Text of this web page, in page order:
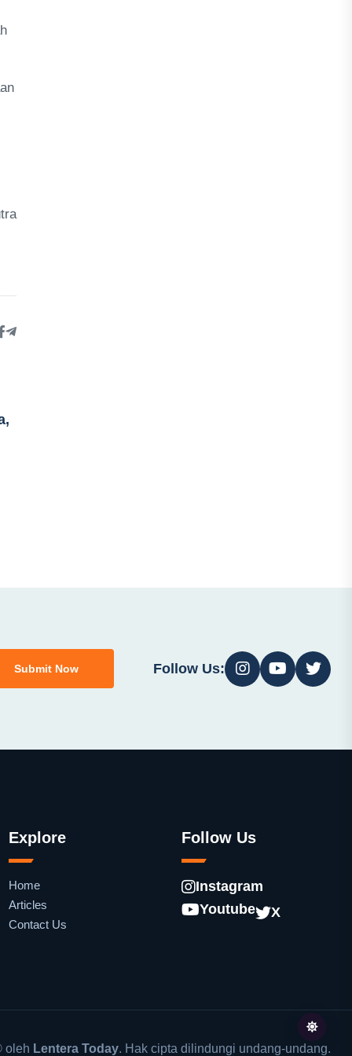
Submit Now Follow Us:
Explore
Home
Articles
Contact Us
Follow Us
Instagram
Youtube
X
oleh Lentera Today. Hak cipta dilindungi undang-undang.